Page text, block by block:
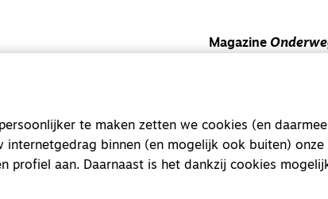
Magazine
Magazine
Kvk-nummer
te maken zetten we cookies (en
binnen (en mogelijk ook buiten)
profiel aan. Daarnaast is het dankzij cookies